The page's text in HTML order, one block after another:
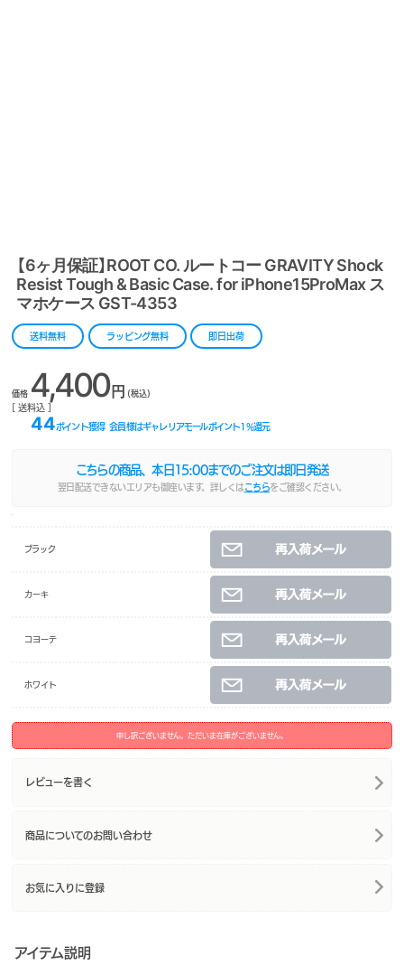
【6ヶ月保証】ROOT CO. ルートコー GRAVITY Shock
Resist Tough & Basic Case. for iPhone15ProMax ス
マホケース GST-4353
送料無料 ラッピング無料 即日出荷
価格 4,400円 (税込)
[ 送料込 ]
44ポイント獲得 会員様はギャレリアモールポイント1 %還元
こちらの商品、本日 15:00までのご注文は即日発送
翌日配送できないエリアも御座います。詳しくは こちらをご確認ください。
ブラック
カーキ
コヨーテ
ホワイト
申し訳ございません。ただいま在庫がございません。
レビューを書く
商品についてのお問い合わせ
お気に入りに登録
アイテム説明